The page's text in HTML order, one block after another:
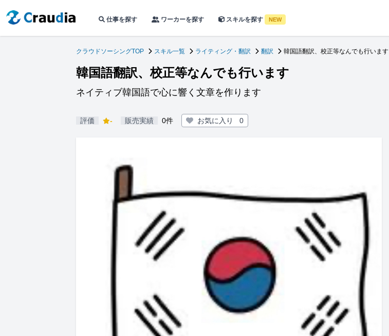
仕事を探す ワーカーを探す スキルを探す NEW
クラウドソーシングTOP スキル一覧 ライティング・翻訳 翻訳 韓国語翻訳、校正等なんでも行います
韓国語翻訳、校正等なんでも行います
ネイティブ韓国語で心に響く文章を作ります
評価 - 販売実績 0件 お気に入り 0